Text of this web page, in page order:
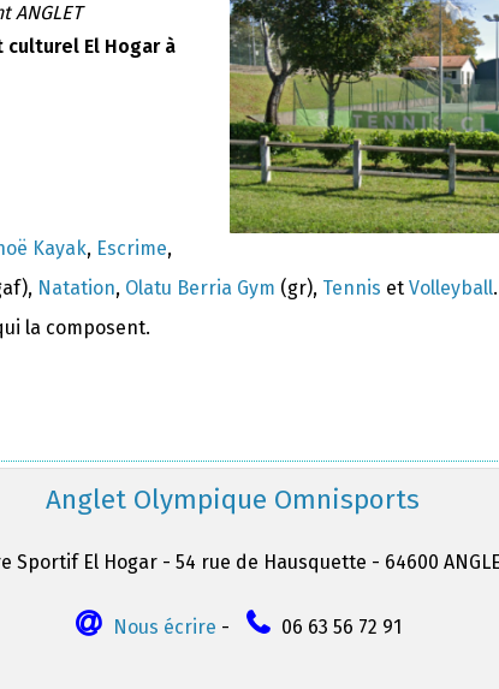
El Hogar à
Kayak, Escrime,
Natation, Olatu Berria Gym (gr), Tennis et Volleyball.
la composent.
Anglet Olympique Omnisports
Sportif El Hogar - 54 rue de Hausquette - 64600
Nous écrire - 06 63 56 72 91